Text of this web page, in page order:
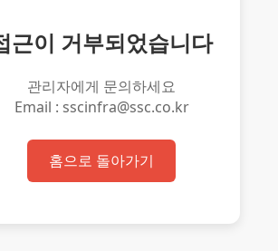
근이 거부되었습니다
관리자에게 문의하세요
Email : sscinfra@ssc.co.kr
홈으로 돌아가기